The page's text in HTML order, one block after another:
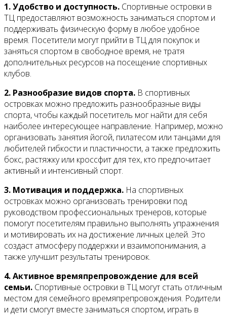
1. Удобство и доступность. Спортивные островки в
ТЦ предоставляют возможность заниматься спортом и
поддерживать физическую форму в любое удобное
время. Посетители могут прийти в ТЦ для покупок и
заняться спортом в свободное время, не тратя
дополнительных ресурсов на посещение спортивных
клубов.
2. Разнообразие видов спорта. В спортивных
островках можно предложить разнообразные виды
спорта, чтобы каждый посетитель мог найти для себя
наиболее интересующее направление. Например, можно
организовать занятия йогой, пилатесом или танцами для
любителей гибкости и пластичности, а также предложить
бокс, растяжку или кроссфит для тех, кто предпочитает
активный и интенсивный спорт.
3. Мотивация и поддержка. На спортивных
островках можно организовать тренировки под
руководством профессиональных тренеров, которые
помогут посетителям правильно выполнять упражнения
и мотивировать их на достижение личных целей. Это
создаст атмосферу поддержки и взаимопонимания, а
также улучшит результаты тренировок.
4. Активное времяпрепровождение для всей
семьи. Спортивные островки в ТЦ могут стать отличным
местом для семейного времяпрепровождения. Родители
и дети смогут вместе заниматься спортом, играть в